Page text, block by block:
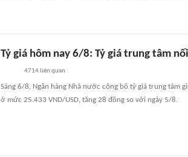
Tỷ giá hôm nay 6/8: Tỷ giá trung tâm
4714 liên quan
Sáng 6/8, Ngân hàng Nhà nước công bố tỷ giá trung tâm
ở mức 25.433 VND/USD, tăng 28 đồng so với ngày 5/8.